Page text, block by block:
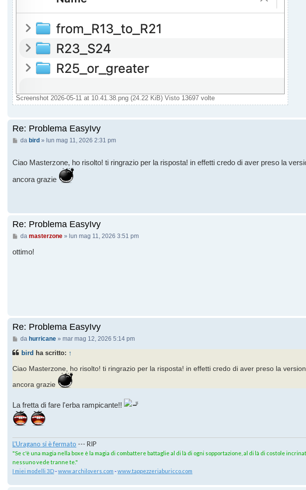
Screenshot 2026-05-11 at 10.41.38.png (24.22 KiB) Visto 13697 volte
Re: Problema EasyIvy
Messaggio
da bird » lun mag 11, 2026 2:31 pm
Ciao Masterzone, ho risolto! ti ringrazio per la risposta! in effetti credo di aver preso la
ancora grazie
Re: Problema EasyIvy
Messaggio
da masterzone» lun mag 11, 2026 3:51 pm
ottimo!
Re: Problema EasyIvy
Messaggio
da hurricane» mar mag 12, 2026 5:14 pm
bird ha scritto: ↑
Ciao Masterzone, ho risolto! ti ringrazio per la risposta! in effetti credo di aver preso la
ancora grazie
La fretta di fare l'erba rampicante!!
L'Uragano si è fermato --- RIP
"Se c'è una magia nella boxe è la magia di combattere battaglie al di là di ogni sopportazione, al di là di costole
nessuno vede tranne te."
I miei modelli 3D-www.archilovers.com -www.tappezzeriaburicco.com